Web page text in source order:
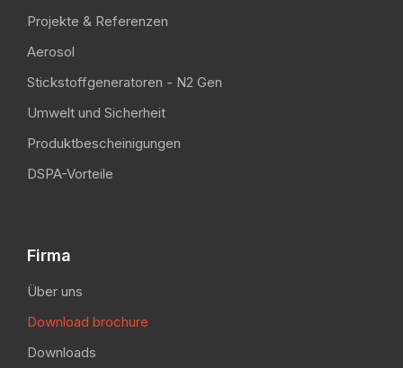
Projekte & Referenzen
Aerosol
Stickstoffgeneratoren - N2 Gen
Umwelt und Sicherheit
Produktbescheinigungen
DSPA-Vorteile
Firma
Über uns
Download brochure
Downloads